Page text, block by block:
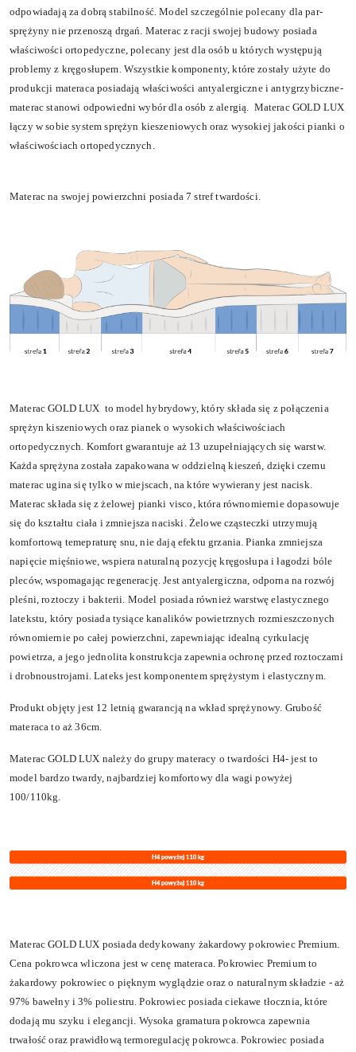
odpowiadają za dobrą stabilność. Model szczególnie polecany dla par-
sprężyny nie przenoszą drgań. Materac z racji swojej budowy posiada
właściwości ortopedyczne, polecany jest dla osób u których występują
problemy z kręgosłupem. Wszystkie komponenty, które zostały użyte do
produkcji materaca posiadają właściwości antyalergiczne i antygrzybiczne-
materac stanowi odpowiedni wybór dla osób z alergią. Materac GOLD LUX
łączy w sobie system sprężyn kieszeniowych oraz wysokiej jakości pianki o
właściwościach ortopedycznych.
Materac na swojej powierzchni posiada 7 stref twardości.
Materac GOLD LUX to model hybrydowy, który składa się z połączenia
sprężyn kiszeniowych oraz pianek o wysokich właściwościach
ortopedycznych. Komfort gwarantuje aż 13 uzupełniających się warstw.
Każda sprężyna została zapakowana w oddzielną kieszeń, dzięki czemu
materac ugina się tylko w miejscach, na które wywierany jest nacisk.
Materac składa się z żelowej pianki visco, która równomiernie dopasowuje
się do kształtu ciała i zmniejsza naciski. Żelowe cząsteczki utrzymują
komfortową temepraturę snu, nie dają efektu grzania. Pianka zmniejsza
napięcie mięśniowe, wspiera naturalną pozycję kręgosłupa i łagodzi bóle
pleców, wspomagając regenerację. Jest antyalergiczna, odporna na rozwój
pleśni, roztoczy i bakterii. Model posiada również warstwę elastycznego
latekstu, który posiada tysiące kanalików powietrznych rozmieszczonych
równomiernie po całej powierzchni, zapewniając idealną cyrkulację
powietrza, a jego jednolita konstrukcja zapewnia ochronę przed roztoczami
i drobnoustrojami. Lateks jest komponentem sprężystym i elastycznym.
Produkt objęty jest 12 letnią gwarancją na wkład sprężynowy. Grubość
materaca to aż 36cm.
Materac GOLD LUX należy do grupy materacy o twardości H4- jest to
model bardzo twardy, najbardziej komfortowy dla wagi powyżej
100/110kg.
Materac GOLD LUX posiada dedykowany żakardowy pokrowiec Premium.
Cena pokrowca wliczona jest w cenę materaca. Pokrowiec Premium to
żakardowy pokrowiec o pięknym wyglądzie oraz o naturalnym składzie - aż
97% bawełny i 3% poliestru. Pokrowiec posiada ciekawe tłocznia, które
dodają mu szyku i elegancji. Wysoka gramatura pokrowca zapewnia
trwałość oraz prawidłową termoregulację pokrowca. Pokrowiec posiada